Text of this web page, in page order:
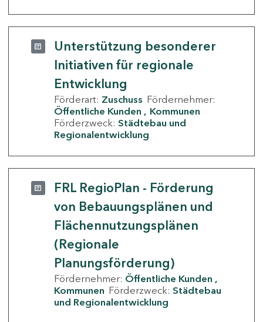
Unterstützung besonderer
Initiativen für regionale
Entwicklung
Förderart: Zuschuss Fördernehmer:
Öffentliche Kunden
Kommunen
Förderzweck: Städtebau und
Regionalentwicklung
FRL RegioPlan - Förderung
von Bebauungsplänen und
Flächennutzungsplänen
(Regionale
Planungsförderung)
Fördernehmer: Öffentliche Kunden
Kommunen Förderzweck: Städtebau
und Regionalentwicklung